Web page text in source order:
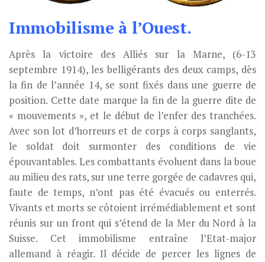
Immobilisme à l’Ouest.
Après la victoire des Alliés sur la Marne, (6-13
septembre 1914), les belligérants des deux camps, dès
la fin de l’année 14, se sont fixés dans une guerre de
position. Cette date marque la fin de la guerre dite de
« mouvements », et le début de l’enfer des tranchées.
Avec son lot d’horreurs et de corps à corps sanglants,
le soldat doit surmonter des conditions de vie
épouvantables. Les combattants évoluent dans la boue
au milieu des rats, sur une terre gorgée de cadavres qui,
faute de temps, n’ont pas été évacués ou enterrés.
Vivants et morts se côtoient irrémédiablement et sont
réunis sur un front qui s’étend de la Mer du Nord à la
Suisse. Cet immobilisme entraîne l’Etat-major
allemand à réagir. Il décide de percer les lignes de